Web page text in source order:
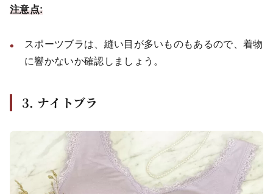
注意点:
スポーツブラは、縫い目が多いものもあるので、着物
に響かないか確認しましょう。
3. ナイトブラ